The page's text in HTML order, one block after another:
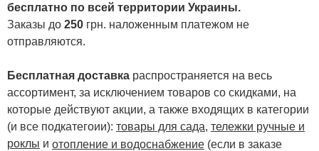
бесплатно по всей территории Украины.
Заказы до 250 грн. наложенным платежом не
отправляются.
Бесплатная доставка распространяется на весь
ассортимент, за исключением товаров со скидками, на
которые действуют акции, а также входящих в категории
(и все подкатегоии): товары для сада, тележки ручные и
роклы и отопление и водоснабжение (если в заказе